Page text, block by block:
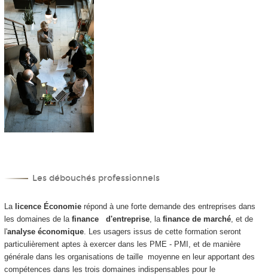
Les débouchés professionnels
La licence Économierépond à une forte demande des entreprises dans
les domaines de la finance d'entreprise, la finance de marché, et de
l'analyse économique. Les usagers issus de cette formation seront
particulièrement aptes à exercer dans les PME - PMI, et de manière
générale dans les organisations de taille moyenne en leur apportant des
compétences dans les trois domaines indispensables pour le